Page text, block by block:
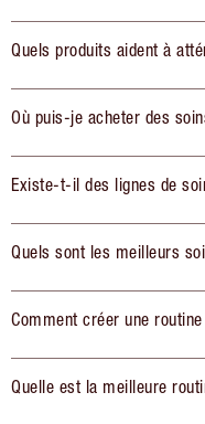
Quels produits aident à
Où puis-je acheter des
Existe-t-il des lignes de
Quels sont les meilleurs
Comment créer une
Quelle est la meilleure